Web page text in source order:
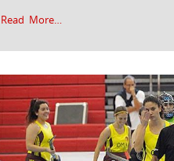
Read More…